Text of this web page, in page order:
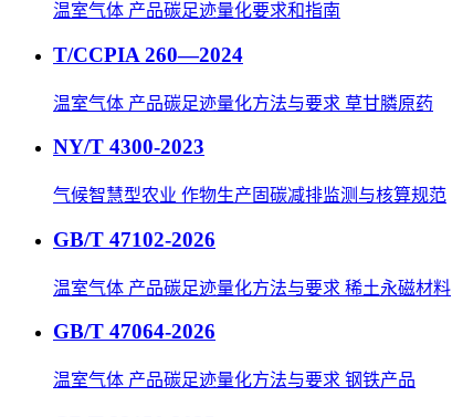
温室气体 产品碳足迹量化要求和指南
T/CCPIA 260—2024
温室气体 产品碳足迹量化方法与要求 草甘膦原药
NY/T 4300-2023
气候智慧型农业 作物生产固碳减排监测与核算规范
GB/T 47102-2026
温室气体 产品碳足迹量化方法与要求 稀土永磁材料
GB/T 47064-2026
温室气体 产品碳足迹量化方法与要求 钢铁产品